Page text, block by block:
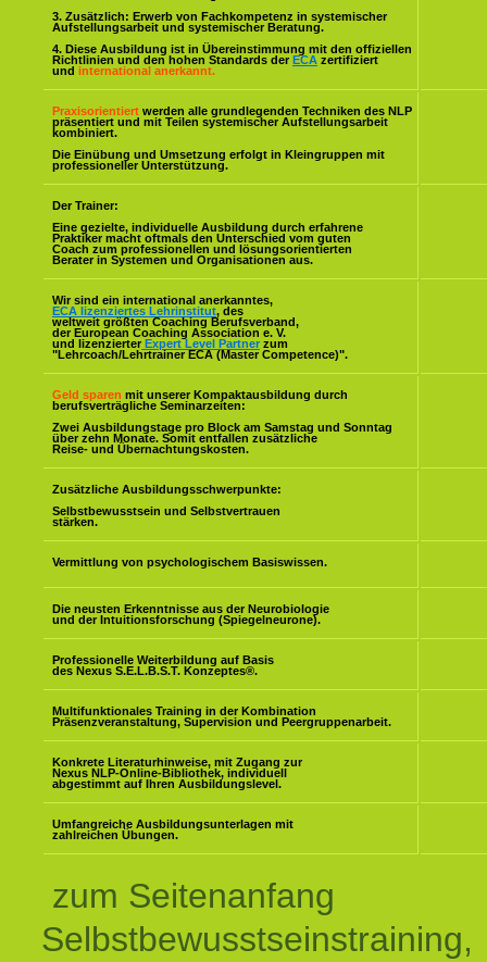
3. Zusätzlich: Erwerb von Fachkompetenz in systemischer
Aufstellungsarbeit und systemischer Beratung.
4. Diese Ausbildung ist in Übereinstimmung mit den offiziellen
Richtlinien und den hohen Standards der ECA zertifiziert
und international anerkannt.
Praxisorientiert werden alle grundlegenden Techniken des NLP
präsentiert und mit Teilen systemischer Aufstellungsarbeit
kombiniert.
Die Einübung und Umsetzung erfolgt in Kleingruppen mit
professioneller Unterstützung.
Der Trainer:
Eine gezielte, individuelle Ausbildung durch erfahrene
Praktiker macht oftmals den Unterschied vom guten
Coach zum professionellen und lösungsorientierten
Berater in Systemen und Organisationen aus.
Wir sind ein international anerkanntes,
ECA lizenziertes Lehrinstitut, des
weltweit größten Coaching Berufsverband,
der European Coaching Association e. V.
und lizenzierter Expert Level Partner zum
"Lehrcoach/Lehrtrainer ECA (Master Competence)".
Geld sparen mit unserer Kompaktausbildung durch
berufsverträgliche Seminarzeiten:
Zwei Ausbildungstage pro Block am Samstag und Sonntag
über zehn Monate. Somit entfallen zusätzliche
Reise- und Übernachtungskosten.
Zusätzliche Ausbildungsschwerpunkte:
Selbstbewusstsein und Selbstvertrauen
stärken.
Vermittlung von psychologischem Basiswissen.
Die neusten Erkenntnisse aus der Neurobiologie
und der Intuitionsforschung (Spiegelneurone).
Professionelle Weiterbildung auf Basis
des Nexus S.E.L.B.S.T. Konzeptes®.
Multifunktionales Training in der Kombination
Präsenzveranstaltung, Supervision und Peergruppenarbeit.
Konkrete Literaturhinweise, mit Zugang zur
Nexus NLP-Online-Bibliothek, individuell
abgestimmt auf Ihren Ausbildungslevel.
Umfangreiche Ausbildungsunterlagen mit
zahlreichen Übungen.
zum Seitenanfang
Selbstbewusstseinstraining,